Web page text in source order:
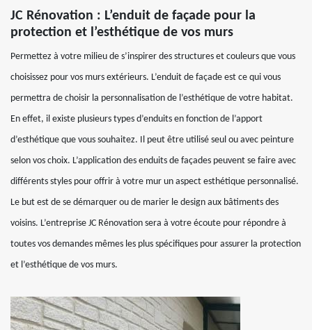
JC Rénovation : L’enduit de façade pour la
protection et l’esthétique de vos murs
Permettez à votre milieu de s’inspirer des structures et couleurs que vous
choisissez pour vos murs extérieurs. L’enduit de façade est ce qui vous
permettra de choisir la personnalisation de l’esthétique de votre habitat.
En effet, il existe plusieurs types d’enduits en fonction de l’apport
d’esthétique que vous souhaitez. Il peut être utilisé seul ou avec peinture
selon vos choix. L’application des enduits de façades peuvent se faire avec
différents styles pour offrir à votre mur un aspect esthétique personnalisé.
Le but est de se démarquer ou de marier le design aux bâtiments des
voisins. L’entreprise JC Rénovation sera à votre écoute pour répondre à
toutes vos demandes mêmes les plus spécifiques pour assurer la protection
et l’esthétique de vos murs.